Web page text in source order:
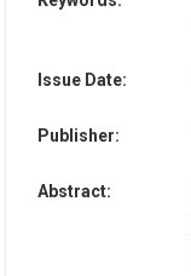
Issue Date:
Publisher:
Abstract: